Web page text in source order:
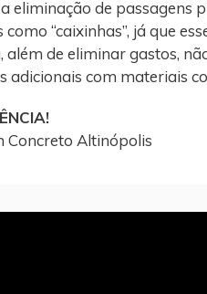
eliminação de passagens
“caixinhas”, já que
de eliminar gastos,
adicionais com materiais
Concreto Altinópolis